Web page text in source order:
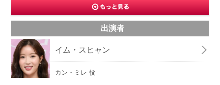
出演者
イム・スヒャン
カン・ミレ 役